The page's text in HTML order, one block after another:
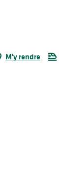
M'y rendre